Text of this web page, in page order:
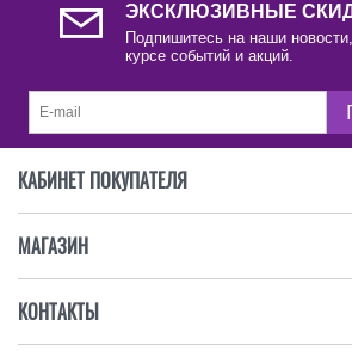
ЭКСКЛЮЗИВНЫЕ
Подпишитесь на наши
курсе событий и акций.
КАБИНЕТ ПОКУПАТЕЛЯ
МАГАЗИН
КОНТАКТЫ